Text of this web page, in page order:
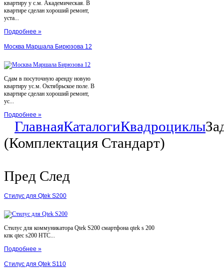
квартиру у с.м. Академическая. В
квартире сделан хороший ремонт,
уста...
Подробнее »
Москва Маршала Бирюзова 12
Сдам в посуточную аренду новую
квартиру ус.м. Октябрьское поле. В
квартире сделан хороший ремонт,
ус...
Подробнее »
ГлавнаяКаталогиКвадроциклы
(Комплектация Стандарт)
Пред След
Стилус для Qtek S200
Стилус для коммуникатора Qtek S200 смартфона qtek s 200
кпк qtec s200 HTC...
Подробнее »
Стилус для Qtek S110